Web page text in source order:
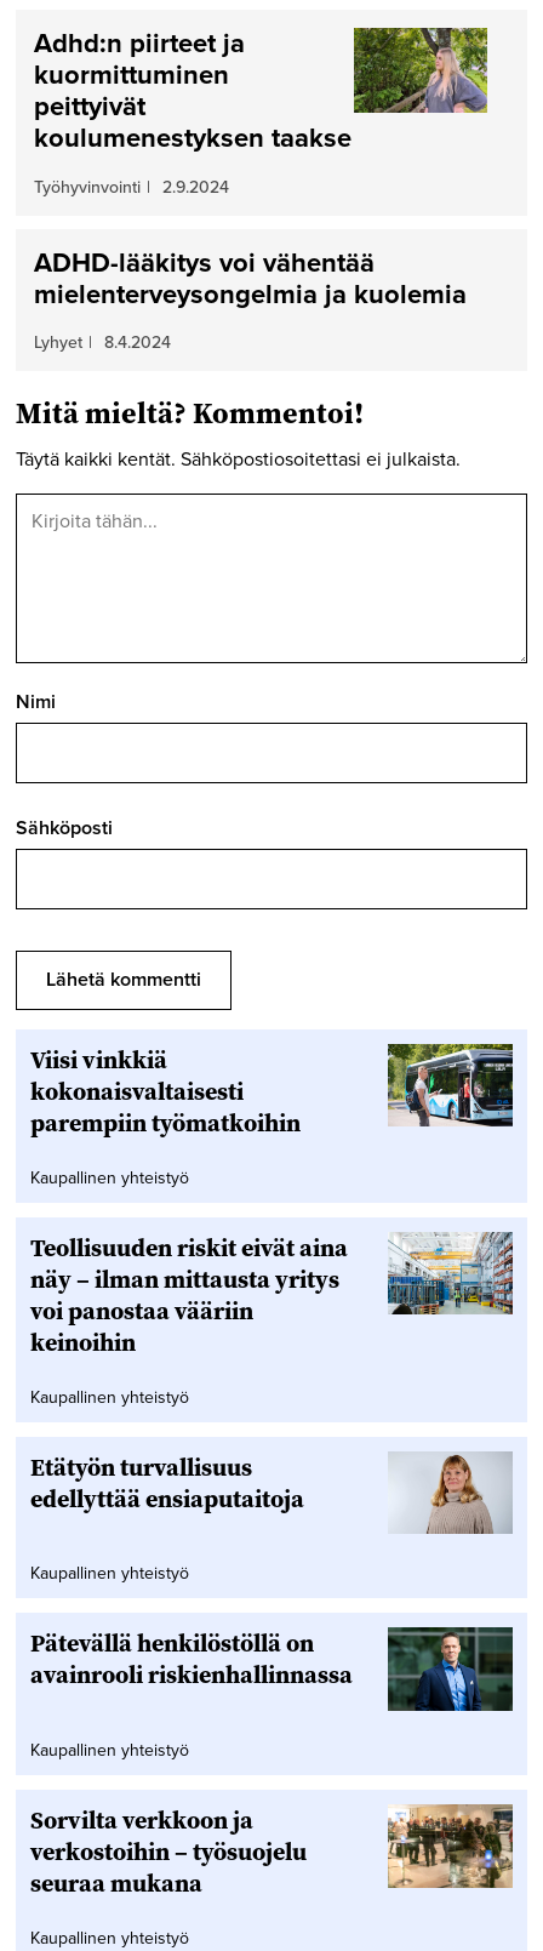
Adhd:n piirteet ja
kuormittuminen
peittyivät
koulumenestyksen taakse
Työhyvinvointi | 2.9.2024
ADHD-lääkitys voi vähentää
mielenterveysongelmia ja kuolemia
Lyhyet | 8.4.2024
Mitä mieltä? Kommentoi!
Täytä kaikki kentät. Sähköpostiosoitettasi ei julkaista.
Nimi
Sähköposti
Viisi vinkkiä
kokonaisvaltaisesti
parempiin työmatkoihin
Kaupallinen yhteistyö
Teollisuuden riskit eivät aina
näy – ilman mittausta yritys
voi panostaa vääriin
keinoihin
Kaupallinen yhteistyö
Etätyön turvallisuus
edellyttää ensiaputaitoja
Kaupallinen yhteistyö
Pätevällä henkilöstöllä on
avainrooli riskienhallinnassa
Kaupallinen yhteistyö
Sorvilta verkkoon ja
verkostoihin – työsuojelu
seuraa mukana
Kaupallinen yhteistyö